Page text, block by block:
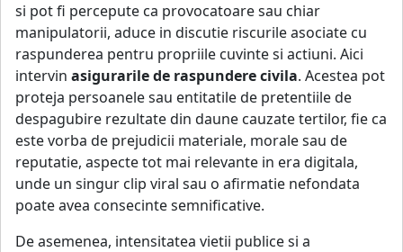
si pot fi percepute ca provocatoare sau chiar
manipulatorii, aduce in discutie riscurile asociate cu
raspunderea pentru propriile cuvinte si actiuni. Aici
intervin asigurarile de raspundere civila. Acestea pot
proteja persoanele sau entitatile de pretentiile de
despagubire rezultate din daune cauzate tertilor, fie ca
este vorba de prejudicii materiale, morale sau de
reputatie, aspecte tot mai relevante in era digitala,
unde un singur clip viral sau o afirmatie nefondata
poate avea consecinte semnificative.
De asemenea, intensitatea vietii publice si a